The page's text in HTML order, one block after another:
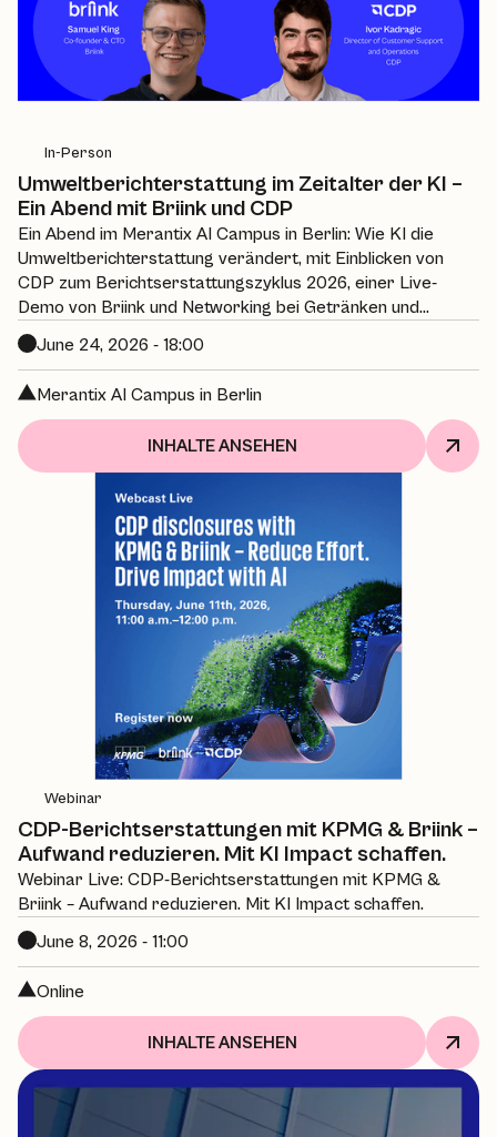
In-Person
Umweltberichterstattung im Zeitalter der KI –
Ein Abend mit Briink und CDP
Ein Abend im Merantix AI Campus in Berlin: Wie KI die
Umweltberichterstattung verändert, mit Einblicken von
CDP zum Berichtserstattungszyklus 2026, einer Live-
Demo von Briink und Networking bei Getränken und
Snacks.
June 24, 2026 - 18:00
Merantix AI Campus in Berlin
INHALTE ANSEHEN
Webinar
CDP-Berichtserstattungen mit KPMG & Briink –
Aufwand reduzieren. Mit KI Impact schaffen.
Webinar Live: CDP-Berichtserstattungen mit KPMG &
Briink – Aufwand reduzieren. Mit KI Impact schaffen.
June 8, 2026 - 11:00
Online
INHALTE ANSEHEN